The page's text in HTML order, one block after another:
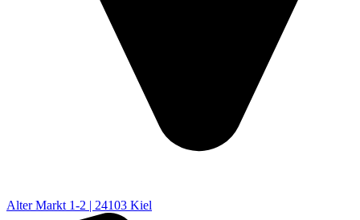
Alter Markt 1-2 | 24103 Kiel